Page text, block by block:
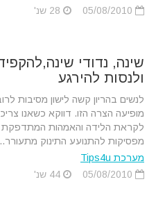
שינה, נדודי
ולנסות להירגע
לנשים בהריון קשה לישון מסיבות
מופיעה הצרה הזו. דווקא כשאנו
לקראת הלידה והאמהות המתדפקת
מפסיקות להתנועע התינוק
מערכת Tips4u